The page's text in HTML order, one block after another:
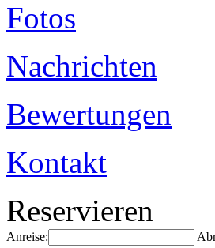
Fotos
Nachrichten
Bewertungen
Kontakt
Reservieren
Anreise: